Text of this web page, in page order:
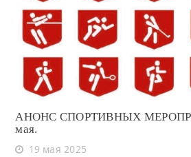
Читать
АНОНС СПОРТИВНЫХ
мая.
19 мая 2025